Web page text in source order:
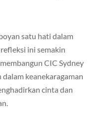
satu hati dalam
ini semakin
CIC Sydney
keanekaragaman
cinta dan